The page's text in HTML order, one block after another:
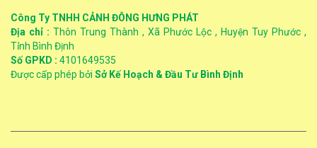
Công Ty TNHH CẢNH ĐÔNG HƯNG PHÁT
Địa chỉ : Thôn Trung Thành , Xã Phước Lộc , Huyện Tuy Phước ,
Tỉnh Bình Định
Số GPKD : 4101649535
Được cấp phép bởi Sở Kế Hoạch & Đầu Tư Bình Định